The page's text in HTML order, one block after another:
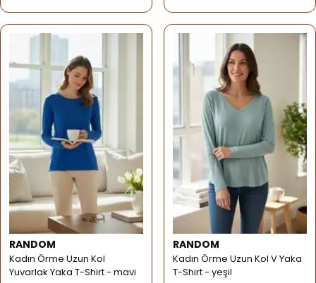
RANDOM
Kadın Örme Uzun Kol
Yuvarlak Yaka T-Shirt - mavi
RANDOM
Kadın Örme Uzun Kol V Yaka
T-Shirt - yeşil